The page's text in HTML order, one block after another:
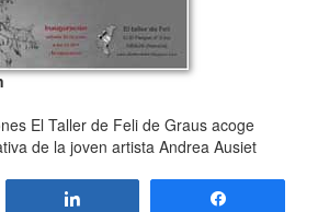
El Taller de Feli de Graus acoge
de la joven artista Andrea Ausiet